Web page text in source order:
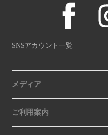
SNSアカウント一覧
メディア
ご利用案内